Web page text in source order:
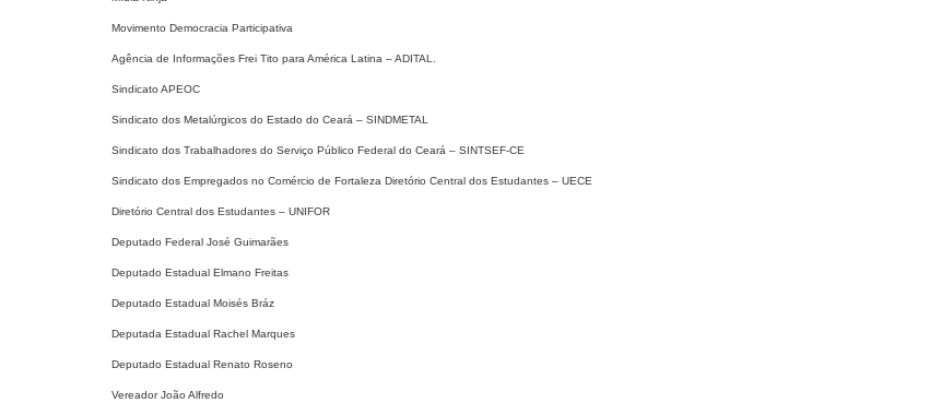
Movimento Democracia Participativa
Agência de Informações Frei Tito para América Latina – ADITAL.
Sindicato APEOC
Sindicato dos Metalúrgicos do Estado do Ceará – SINDMETAL
Sindicato dos Trabalhadores do Serviço Público Federal do Ceará – SINTSEF-CE
Sindicato dos Empregados no Comércio de Fortaleza Diretório Central dos Estudantes – UECE
Diretório Central dos Estudantes – UNIFOR
Deputado Federal José Guimarães
Deputado Estadual Elmano Freitas
Deputado Estadual Moisés Bráz
Deputada Estadual Rachel Marques
Deputado Estadual Renato Roseno
Vereador João Alfredo